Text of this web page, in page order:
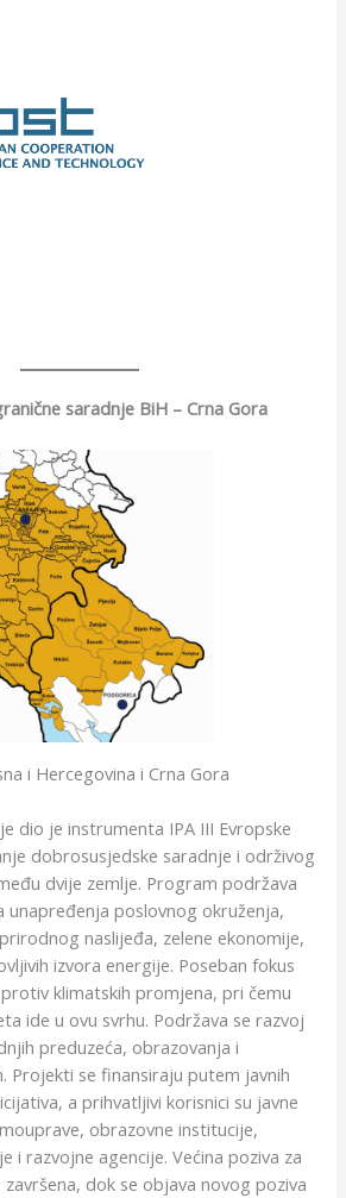
saradnje BiH – Crna Gora
i Hercegovina i Crna Gora
dio je instrumenta IPA III Evropske
dobrosusjedske saradnje i održivog
dvije zemlje. Program podržava
poslovnog okruženja,
naslijeđa, zelene ekonomije,
izvora energije. Poseban fokus
klimatskih promjena, pri čemu
ide u ovu svrhu. Podržava se razvoj
preduzeća, obrazovanja i
Projekti se finansiraju putem javnih
a prihvatljivi korisnici su javne
obrazovne institucije,
i razvojne agencije. Većina poziva za
dok se objava novog poziva